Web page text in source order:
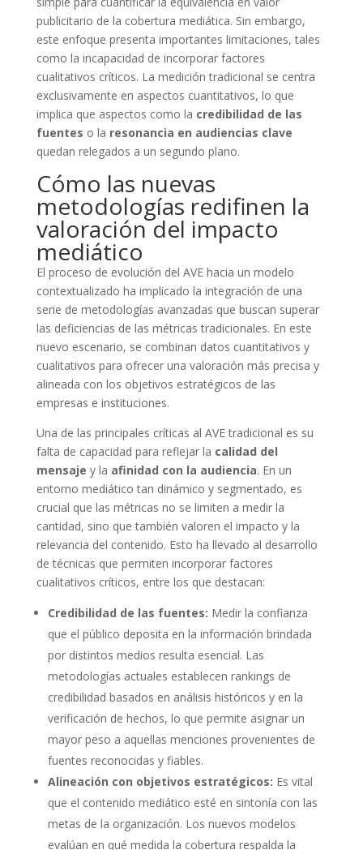
publicitario de la cobertura mediática. Sin embargo,
este enfoque presenta importantes limitaciones, tales
como la incapacidad de incorporar factores
cualitativos críticos. La medición tradicional se centra
exclusivamente en aspectos cuantitativos, lo que
implica que aspectos como la credibilidad de las
fuentes o la resonancia en audiencias clave
quedan relegados a un segundo plano.
Cómo las nuevas
metodologías redifinen la
valoración del impacto
mediático
El proceso de evolución del AVE hacia un modelo
contextualizado ha implicado la integración de una
serie de metodologías avanzadas que buscan superar
las deficiencias de las métricas tradicionales. En este
nuevo escenario, se combinan datos cuantitativos y
cualitativos para ofrecer una valoración más precisa y
alineada con los objetivos estratégicos de las
empresas e instituciones.
Una de las principales críticas al AVE tradicional es su
falta de capacidad para reflejar la calidad del
mensaje y la afinidad con la audiencia. En un
entorno mediático tan dinámico y segmentado, es
crucial que las métricas no se limiten a medir la
cantidad, sino que también valoren el impacto y la
relevancia del contenido. Esto ha llevado al desarrollo
de técnicas que permiten incorporar factores
cualitativos críticos, entre los que destacan:
Credibilidad de las fuentes: Medir la confianza
que el público deposita en la información brindada
por distintos medios resulta esencial. Las
metodologías actuales establecen rankings de
credibilidad basados en análisis históricos y en la
verificación de hechos, lo que permite asignar un
mayor peso a aquellas menciones provenientes de
fuentes reconocidas y fiables.
Alineación con objetivos estratégicos: Es vital
que el contenido mediático esté en sintonía con las
metas de la organización. Los nuevos modelos
evalúan en qué medida la cobertura respalda la